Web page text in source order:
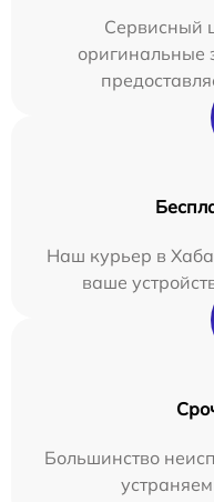
Сервисный
оригинальные
Наш курьер в
ваше
Большинство